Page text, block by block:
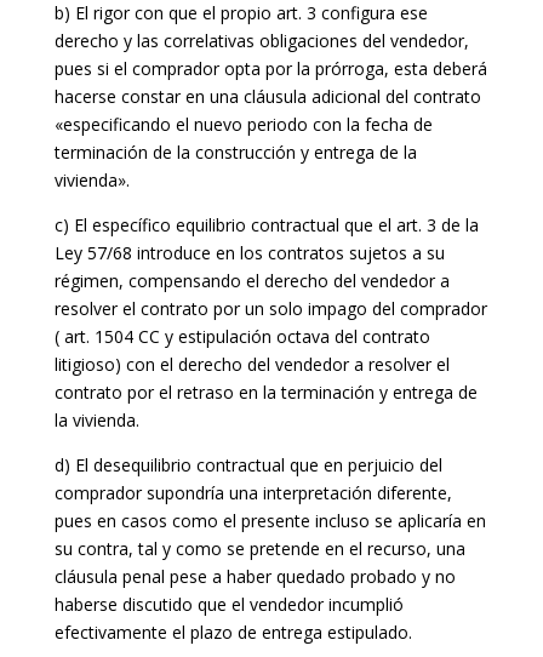
b) El rigor con que el propio art. 3 configura ese
derecho y las correlativas obligaciones del vendedor,
pues si el comprador opta por la prórroga, esta deberá
hacerse constar en una cláusula adicional del contrato
«especificando el nuevo periodo con la fecha de
terminación de la construcción y entrega de la
vivienda».
c) El específico equilibrio contractual que el art. 3 de la
Ley 57/68 introduce en los contratos sujetos a su
régimen, compensando el derecho del vendedor a
resolver el contrato por un solo impago del comprador
( art. 1504 CC y estipulación octava del contrato
litigioso) con el derecho del vendedor a resolver el
contrato por el retraso en la terminación y entrega de
la vivienda.
d) El desequilibrio contractual que en perjuicio del
comprador supondría una interpretación diferente,
pues en casos como el presente incluso se aplicaría en
su contra, tal y como se pretende en el recurso, una
cláusula penal pese a haber quedado probado y no
haberse discutido que el vendedor incumplió
efectivamente el plazo de entrega estipulado.